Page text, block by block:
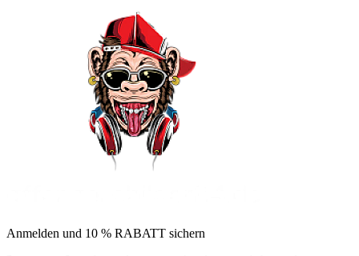
Anmelden und 10 % RABATT sichern